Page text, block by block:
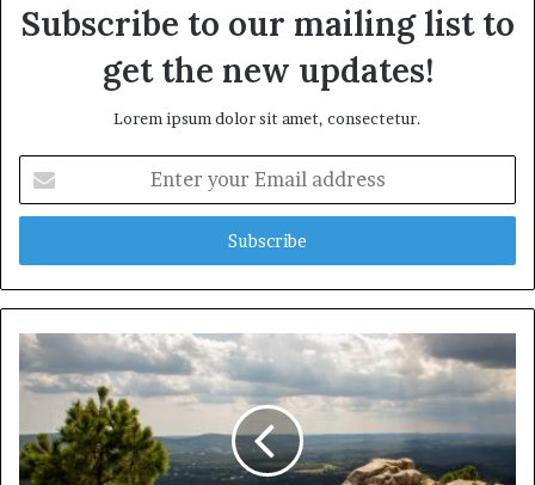
Subscribe to our mailing list to
get the new updates!
Lorem ipsum dolor sit amet, consectetur.
your
Email